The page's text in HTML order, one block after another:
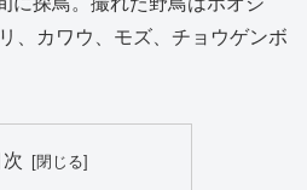
、カワウ、モズ、チョウゲンボ
次